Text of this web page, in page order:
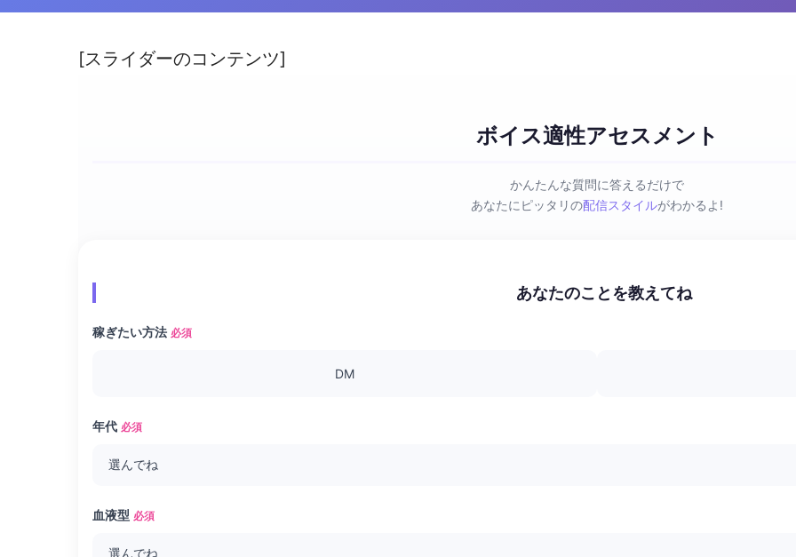
[スライダーのコンテンツ]
ボイス適性アセスメント
かんたんな質問に答えるだけで
あなたにピッタリの配信スタイルがわかるよ!
あなたのことを教えてね
稼ぎたい方法 必須
DM
年代 必須
血液型 必須